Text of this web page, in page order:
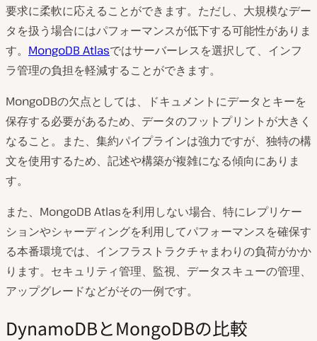
要求に柔軟に応えることができます。ただし、大規模なデー
タを扱う場合にはパフォーマンスが低下する可能性がありま
す。 MongoDB Atlasではサーバーレスを選択して、インフ
ラ管理の負担を軽減することができます。
MongoDBの欠点としては、ドキュメントにデータとキーを
保存する必要があるため、データのフットプリントが大きく
なること。また、集約パイプラインは強力ですが、独特の構
文を使用するため、記述や構築が複雑になる傾向にありま
す。
また、MongoDB Atlasを利用しない場合、特にレプリケー
ションやシャーディングを利用してパフォーマンスを確保す
る本番環境では、インフラストラクチャまわりの負荷がかか
ります。セキュリティ管理、監視、データスキューの管理、
アップグレードなどがその一例です。
DynamoDBとMongoDBの比較